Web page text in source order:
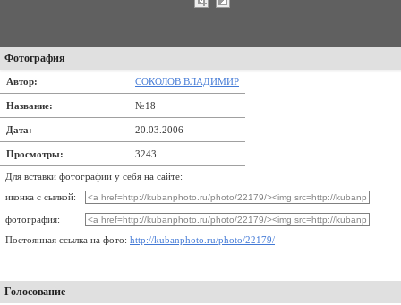
Фотография
Автор: СОКОЛОВ ВЛАДИМИР
Название: №18
Дата: 20.03.2006
Просмотры: 3243
Для вставки фотографии у себя на сайте:
иконка с сылкой:
фотография:
Постоянная ссылка на фото: http://kubanphoto.ru/photo/22179/
Голосование